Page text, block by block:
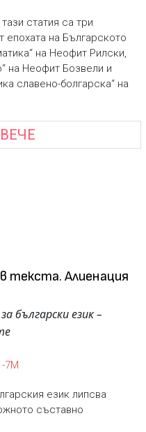
статия са три
епохата на Българското
на Неофит Рилски,
на Неофит Бозвели и
славено-болгарска“ на
текста. Алиенация
български език –
7M
език липсва
съставно